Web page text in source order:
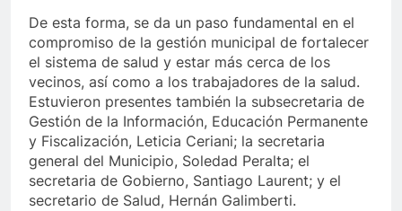
De esta forma, se da un paso fundamental en el
compromiso de la gestión municipal de fortalecer
el sistema de salud y estar más cerca de los
vecinos, así como a los trabajadores de la salud.
Estuvieron presentes también la subsecretaria de
Gestión de la Información, Educación Permanente
y Fiscalización, Leticia Ceriani; la secretaria
general del Municipio, Soledad Peralta; el
secretaria de Gobierno, Santiago Laurent; y el
secretario de Salud, Hernán Galimberti.